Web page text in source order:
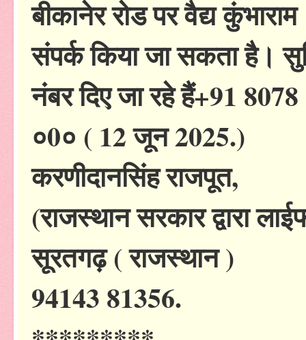
बीकानेर रोड पर वैद्य
संपर्क किया जा सकता है।
नंबर दिए जा रहे हैं+91
०0० ( 12 जून 2025.)
करणीदानसिंह राजपूत,
(राजस्थान सरकार द्वारा
सूरतगढ़ ( राजस्थान )
94143 81356.